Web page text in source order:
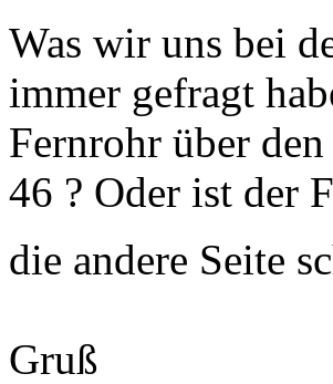
Was wir uns bei
immer gefragt
Fernrohr über
46 ? Oder ist der
die andere Seite
Gruß